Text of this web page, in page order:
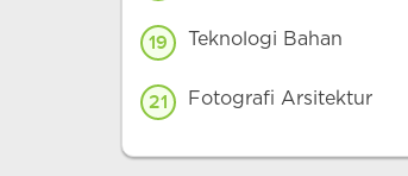
19 Teknologi Bahan
21 Fotografi Arsitektur